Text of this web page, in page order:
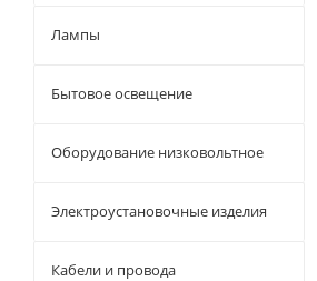
Лампы
Бытовое освещение
Оборудование низковольтное
Электроустановочные изделия
Кабели и провода